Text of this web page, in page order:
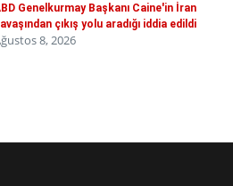
Genelkurmay Başkanı Caine'in İran
çıkış yolu aradığı iddia edildi
8, 2026